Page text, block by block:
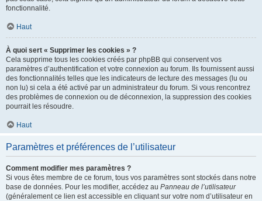
fonctionnalité.
Haut
À quoi sert « Supprimer les cookies » ?
Cela supprime tous les cookies créés par phpBB qui conservent vos
paramètres d’authentification et votre connexion au forum. Ils fournissent aussi
des fonctionnalités telles que les indicateurs de lecture des messages (lu ou
non lu) si cela a été activé par un administrateur du forum. Si vous rencontrez
des problèmes de connexion ou de déconnexion, la suppression des cookies
pourrait les résoudre.
Haut
Paramètres et préférences de l’utilisateur
Comment modifier mes paramètres ?
Si vous êtes membre de ce forum, tous vos paramètres sont stockés dans notre
base de données. Pour les modifier, accédez au Panneau de l’utilisateur
(généralement ce lien est accessible en cliquant sur votre nom d’utilisateur en